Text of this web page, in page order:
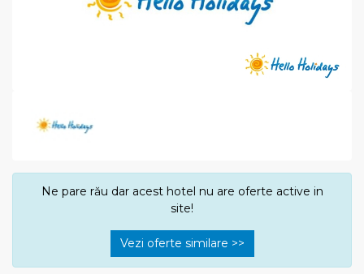
Ne pare rău dar acest hotel nu are oferte active in
site!
Vezi oferte similare >>